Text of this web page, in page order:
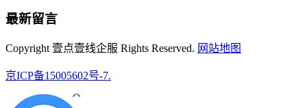
最新留言
Copyright 壹点壹线企服 Rights Reserved. 网站地图
京ICP备15005602号-7.